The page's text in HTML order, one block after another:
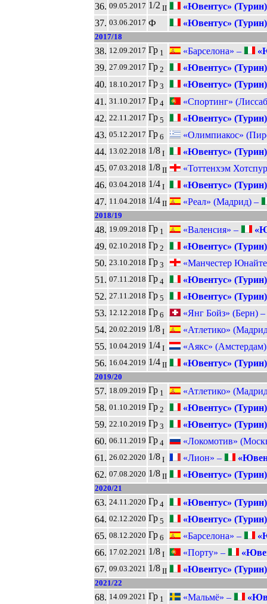
36. 09.05.2017 1/2II «Ювентус» (Турин)
37. 03.06.2017 Ф «Ювентус» (Турин)
2017/18
38. 12.09.2017 Гр1 «Барселона» –
39. 27.09.2017 Гр2 «Ювентус» (Турин)
40. 18.10.2017 Гр3 «Ювентус» (Турин)
41. 31.10.2017 Гр4
«Спортинг»
42. 22.11.2017 Гр5 «Ювентус» (Турин)
43. 05.12.2017 Гр6
«Олимпиакос»
44. 13.02.2018 1/8I «Ювентус» (Турин)
45. 07.03.2018 1/8II
«Тоттенхэм
46. 03.04.2018 1/4I «Ювентус» (Турин)
47. 11.04.2018 1/4II «Реал» (Мадрид) –
2018/19
48. 19.09.2018 Гр1 «Валенсия» –
49. 02.10.2018 Гр2 «Ювентус» (Турин)
50. 23.10.2018 Гр3
«Манчестер
51. 07.11.2018 Гр4 «Ювентус» (Турин)
52. 27.11.2018 Гр5 «Ювентус» (Турин)
53. 12.12.2018 Гр6
«Янг Бойз» (Берн) –
54. 20.02.2019 1/8I
«Атлетико»
55. 10.04.2019 1/4I
«Аякс»
56. 16.04.2019 1/4II «Ювентус» (Турин)
2019/20
57. 18.09.2019 Гр1
«Атлетико»
58. 01.10.2019 Гр2 «Ювентус» (Турин)
59. 22.10.2019 Гр3 «Ювентус» (Турин)
60. 06.11.2019 Гр4
«Локомотив»
61. 26.02.2020 1/8I «Лион» –
62. 07.08.2020 1/8II «Ювентус» (Турин)
2020/21
63. 24.11.2020 Гр4 «Ювентус» (Турин)
64. 02.12.2020 Гр5 «Ювентус» (Турин)
65. 08.12.2020 Гр6 «Барселона» –
66. 17.02.2021 1/8I «Порту» –
67. 09.03.2021 1/8II «Ювентус» (Турин)
2021/22
68. 14.09.2021 Гр1 «Мальмё» –